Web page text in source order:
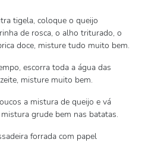
tigela, coloque o queijo
de rosca, o alho triturado, o
doce, misture tudo muito bem.
escorra toda a água das
misture muito bem.
a mistura de queijo e vá
grude bem nas batatas.
forrada com papel